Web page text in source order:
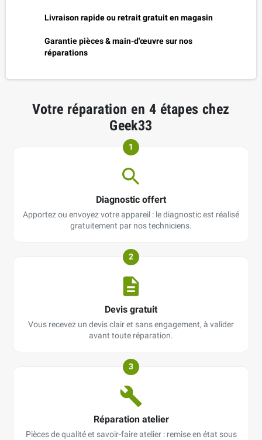
Livraison rapide ou retrait gratuit en magasin
Garantie pièces & main-d'œuvre sur nos
réparations
Votre réparation en 4 étapes chez
Geek33
1
Diagnostic offert
Apportez ou envoyez votre appareil : le diagnostic est réalisé
gratuitement par nos techniciens.
2
Devis gratuit
Vous recevez un devis clair et sans engagement, à valider
avant toute réparation.
3
Réparation atelier
Pièces de qualité et savoir-faire atelier : remise en état sous